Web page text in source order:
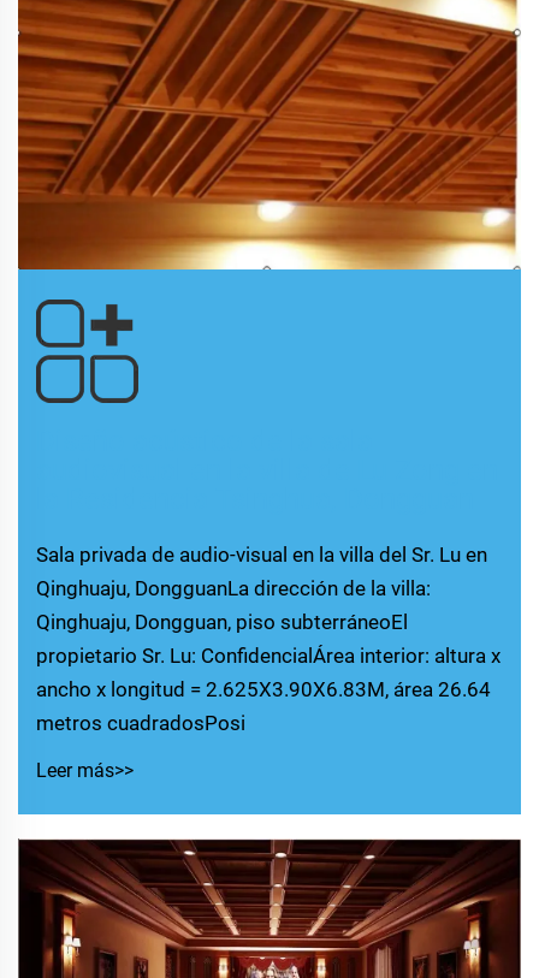
Sala privada de audio-visual en la villa del Sr. Lu en
Qinghuaju, DongguanLa dirección de la villa:
Qinghuaju, Dongguan, piso subterráneoEl
propietario Sr. Lu: ConfidencialÁrea interior: altura x
ancho x longitud = 2.625X3.90X6.83M, área 26.64
metros cuadradosPosi
Leer más>>